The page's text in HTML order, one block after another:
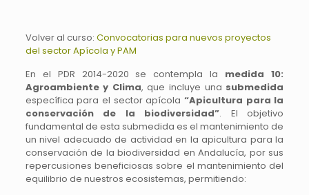
Volver al curso: Convocatorias para nuevos proyectos
del sector Apícola y PAM
En el PDR 2014-2020 se contempla la medida 10:
Agroambiente y Clima, que incluye una submedida
específica para el sector apícola “Apicultura para la
conservación de la biodiversidad”. El objetivo
fundamental de esta submedida es el mantenimiento de
un nivel adecuado de actividad en la apicultura para la
conservación de la biodiversidad en Andalucía, por sus
repercusiones beneficiosas sobre el mantenimiento del
equilibrio de nuestros ecosistemas, permitiendo: